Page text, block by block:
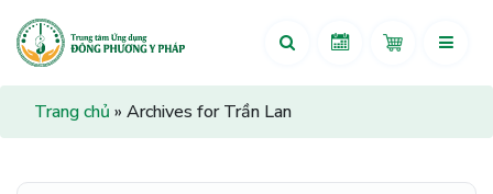
Trang chủ » Archives for Trần Lan